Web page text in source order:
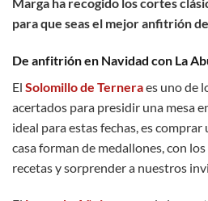
para que seas el mejor anfitrión
De anfitrión en Navidad con La
El Solomillo de Terneraes uno de
acertados para presidir una mesa
ideal para estas fechas, es
casa forman de medallones, con
recetas y sorprender a nuestros